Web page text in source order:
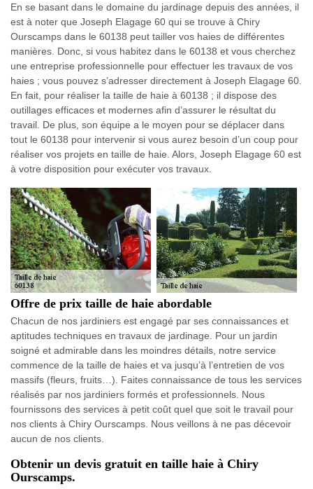
En se basant dans le domaine du jardinage depuis des années, il
est à noter que Joseph Elagage 60 qui se trouve à Chiry
Ourscamps dans le 60138 peut tailler vos haies de différentes
manières. Donc, si vous habitez dans le 60138 et vous cherchez
une entreprise professionnelle pour effectuer les travaux de vos
haies ; vous pouvez s’adresser directement à Joseph Elagage 60.
En fait, pour réaliser la taille de haie à 60138 ; il dispose des
outillages efficaces et modernes afin d’assurer le résultat du
travail. De plus, son équipe a le moyen pour se déplacer dans
tout le 60138 pour intervenir si vous aurez besoin d’un coup pour
réaliser vos projets en taille de haie. Alors, Joseph Elagage 60 est
à votre disposition pour exécuter vos travaux.
Offre de prix taille de haie abordable
Chacun de nos jardiniers est engagé par ses connaissances et
aptitudes techniques en travaux de jardinage. Pour un jardin
soigné et admirable dans les moindres détails, notre service
commence de la taille de haies et va jusqu’à l’entretien de vos
massifs (fleurs, fruits…). Faites connaissance de tous les services
réalisés par nos jardiniers formés et professionnels. Nous
fournissons des services à petit coût quel que soit le travail pour
nos clients à Chiry Ourscamps. Nous veillons à ne pas décevoir
aucun de nos clients.
Obtenir un devis gratuit en taille haie à Chiry
Ourscamps.